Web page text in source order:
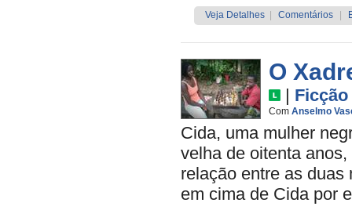
Veja Detalhes Comentários
O
| Ficção
Com Anselmo
Cida, uma mulher
velha de oitenta
relação entre as duas
em cima de Cida por